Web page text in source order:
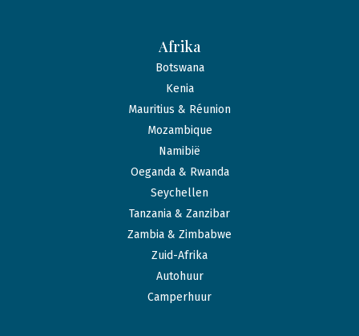
Afrika
Botswana
Kenia
Mauritius & Réunion
Mozambique
Namibië
Oeganda & Rwanda
Seychellen
Tanzania & Zanzibar
Zambia & Zimbabwe
Zuid-Afrika
Autohuur
Camperhuur